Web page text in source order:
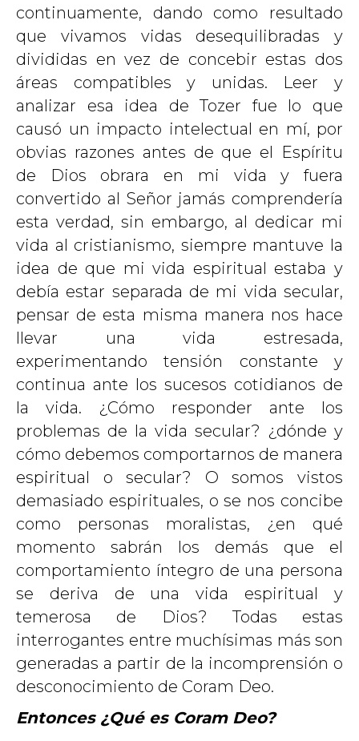
continuamente, dando como resultado
que vivamos vidas desequilibradas y
divididas en vez de concebir estas dos
áreas compatibles y unidas. Leer y
analizar esa idea de Tozer fue lo que
causó un impacto intelectual en mí, por
obvias razones antes de que el Espíritu
de Dios obrara en mi vida y fuera
convertido al Señor jamás comprendería
esta verdad, sin embargo, al dedicar mi
vida al cristianismo, siempre mantuve la
idea de que mi vida espiritual estaba y
debía estar separada de mi vida secular,
pensar de esta misma manera nos hace
llevar una vida estresada,
experimentando tensión constante y
continua ante los sucesos cotidianos de
la vida. ¿Cómo responder ante los
problemas de la vida secular? ¿dónde y
cómo debemos comportarnos de manera
espiritual o secular? O somos vistos
demasiado espirituales, o se nos concibe
como personas moralistas, ¿en qué
momento sabrán los demás que el
comportamiento íntegro de una persona
se deriva de una vida espiritual y
temerosa de Dios? Todas estas
interrogantes entre muchísimas más son
generadas a partir de la incomprensión o
desconocimiento de Coram Deo.
Entonces ¿Qué es Coram Deo?